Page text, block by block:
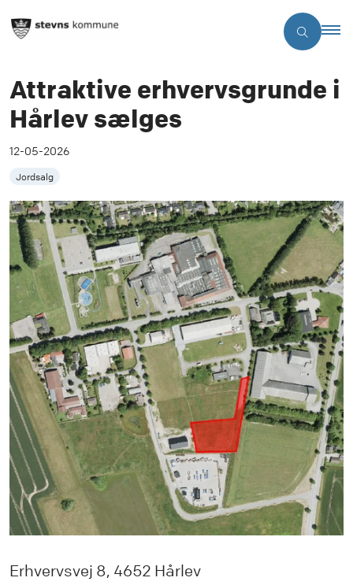
Attraktive erhvervsgrunde i
Hårlev sælges
12-05-2026
Jordsalg
Erhvervsvej 8, 4652 Hårlev